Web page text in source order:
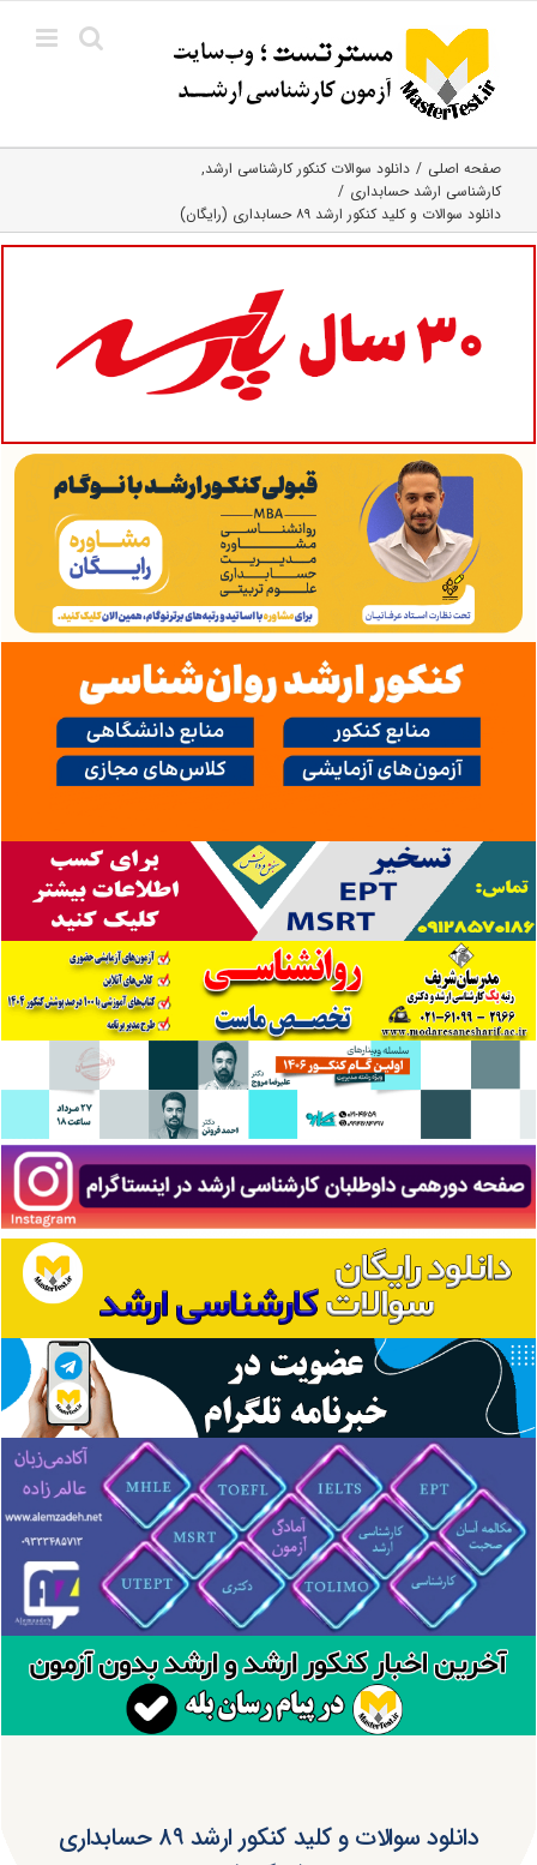
content
صفحه اصلی
دانلود سوالات کنکور کارشناسی ارشد
کارشناسی ارشد حسابداری
دانلود سوالات و کلید کنکور ارشد ۸۹ حسابداری (رایگان)
دانلود سوالات و کلید کنکور ارشد ۸۹ حسابداری